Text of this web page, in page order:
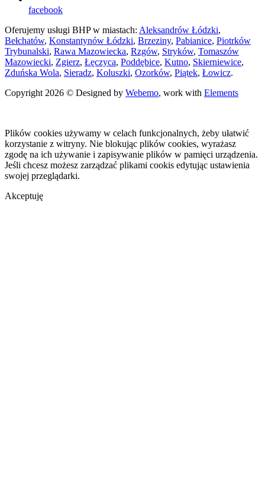
facebook
Oferujemy usługi BHP w miastach: Aleksandrów Łódzki,
Bełchatów, Konstantynów Łódzki, Brzeziny, Pabianice, Piotrków
Trybunalski, Rawa Mazowiecka, Rzgów, Stryków, Tomaszów
Mazowiecki, Zgierz, Łęczyca, Poddębice, Kutno, Skierniewice,
Zduńska Wola, Sieradz, Koluszki, Ozorków, Piątek, Łowicz.
Copyright 2026 © Designed by Webemo, work with Elements
Plików cookies używamy w celach funkcjonalnych, żeby ułatwić
korzystanie z witryny. Nie blokując plików cookies, wyrażasz
zgodę na ich używanie i zapisywanie plików w pamięci urządzenia.
Jeśli chcesz możesz zarządzać plikami cookis edytując ustawienia
swojej przeglądarki.
Akceptuję